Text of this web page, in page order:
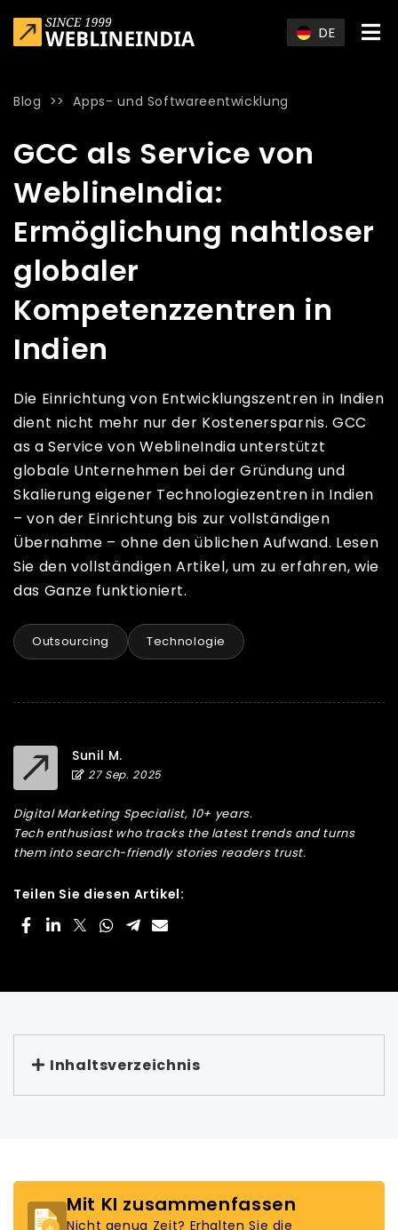
DE
Blog >>Apps- und Softwareentwicklung
GCC als Service von
WeblineIndia:
Ermöglichung nahtloser
globaler
Kompetenzzentren in
Indien
Die Einrichtung von Entwicklungszentren in Indien
dient nicht mehr nur der Kostenersparnis. GCC
as a Service von WeblineIndia unterstützt
globale Unternehmen bei der Gründung und
Skalierung eigener Technologiezentren in Indien
– von der Einrichtung bis zur vollständigen
Übernahme – ohne den üblichen Aufwand. Lesen
Sie den vollständigen Artikel, um zu erfahren, wie
das Ganze funktioniert.
Outsourcing Technologie
Sunil M.
27 Sep. 2025
Digital Marketing Specialist, 10+ years.
Tech enthusiast who tracks the latest trends and turns
them into search-friendly stories readers trust.
Teilen Sie diesen Artikel:
Inhaltsverzeichnis
Mit KI zusammenfassen
Nicht genug Zeit? Erhalten Sie die